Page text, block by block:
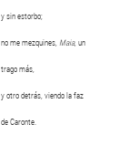
y sin estorbo;
no me mezquines, Maia, un
trago más,
y otro detrás, viendo la faz
de Caronte.